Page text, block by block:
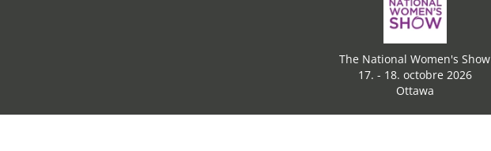
The National Women's Show
17. - 18. octobre 2026
Ottawa